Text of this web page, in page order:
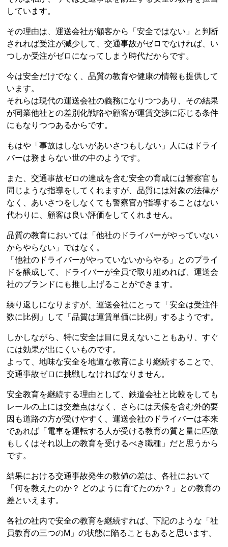
しています。
その理由は、運送会社が顧客から「安全ではない」と判断
されれば受注が減少して、交通事故がゼロでなければ、い
つしか受注がゼロになってしまう時代だからです。
今は安全だけでなく、品質の教育や健康の情報も提供して
います。
それらは現代の運送会社の義務になりつつあり、その結果
が同業他社との差別化戦略や顧客が運賃交渉に応じる条件
にもなりつつあるからです。
もはや「事故はしないがあいさつもしない」人にはドライ
バーは務まらない世の中のようです。
また、交通事故ゼロの達成を含む安全の育成には警察官も
同じような指導をしてくれますが、品質には対象の法律が
なく、あいさつをしなくても警察官が指導することはない
代わりに、顧客は良い評価をしてくれません。
品質の教育においては「他社のドライバーがやっていない
からやらない」ではなく。
「他社のドライバーがやっていないからやる」とのプライ
ドを醸成して、ドライバーが全員で取り組めれば、運送会
社のブランドにも推し上げることができます。
繰り返しになりますが、運送会社にとって「安全は受注件
数に比例」して「品質は運賃単価に比例」するようです。
しかしながら、特に安全は目に見えないこともあり、すぐ
には効果が出にくいものです。
よって、地味な安全を地道な教育により継続することで、
交通事故ゼロに挑戦しなければなりません。
安全教育を継続する理由として、鉄道会社と比較をしても
レールの上には交差点はなく、さらには天候を含む外的要
因も道路の方が受けやすく、運送会社のドライバーは本来
であれば「電車を運転する人が受ける教育の質と量に匹敵
もしくはそれ以上の教育を受けるべき職種」だと思うから
です。
結果における交通事故発生の数値の差は、各社において
「何を教えたのか？ どのように育てたのか？」との教育の
差といえます。
各社の社内で安全の教育を継続すれば、下記のような「社
員教育の三つのM」の状態に陥ることもあると思います。